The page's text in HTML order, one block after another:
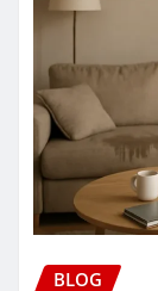
BLOG